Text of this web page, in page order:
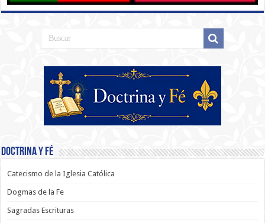
Doctrina y Fé
Catecismo de la Iglesia Católica
Dogmas de la Fe
Sagradas Escrituras